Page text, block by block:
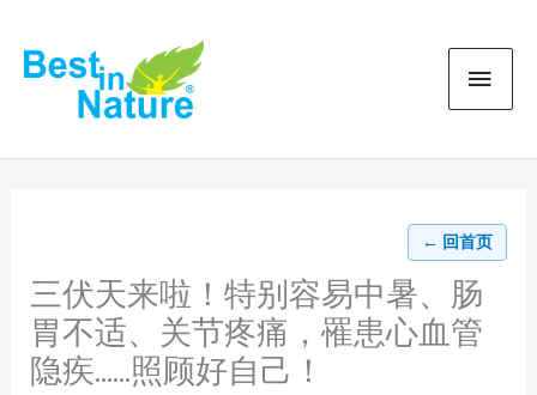
content
← 回首页
三伏天来啦！特别容易中暑、肠
胃不适、关节疼痛，罹患心血管
隐疾……照顾好自己！